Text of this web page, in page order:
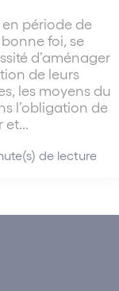
période de
foi, se
d’aménager
de leurs
les moyens du
l’obligation de
de lecture